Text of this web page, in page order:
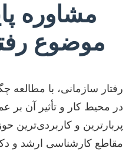
مشاوره
موضوع
رفتار سازمانی، با مطالعه
در محیط کار و تأثیر آن بر
پربارترین و کاربردی‌ترین
مقاطع کارشناسی ارشد و